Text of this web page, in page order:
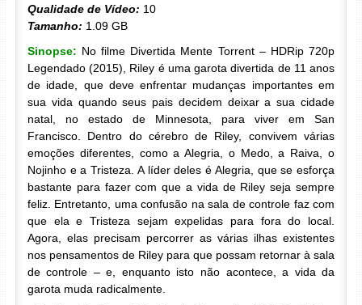
Qualidade de Vídeo: 10
Tamanho: 1.09 GB
Sinopse: No filme Divertida Mente Torrent – HDRip 720p
Legendado (2015), Riley é uma garota divertida de 11 anos
de idade, que deve enfrentar mudanças importantes em
sua vida quando seus pais decidem deixar a sua cidade
natal, no estado de Minnesota, para viver em San
Francisco. Dentro do cérebro de Riley, convivem várias
emoções diferentes, como a Alegria, o Medo, a Raiva, o
Nojinho e a Tristeza. A líder deles é Alegria, que se esforça
bastante para fazer com que a vida de Riley seja sempre
feliz. Entretanto, uma confusão na sala de controle faz com
que ela e Tristeza sejam expelidas para fora do local.
Agora, elas precisam percorrer as várias ilhas existentes
nos pensamentos de Riley para que possam retornar à sala
de controle – e, enquanto isto não acontece, a vida da
garota muda radicalmente.